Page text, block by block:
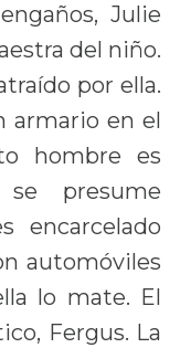
Julie
del niño.
por ella.
armario en el
hombre es
presume
encarcelado
automóviles
lo mate. El
Fergus. La